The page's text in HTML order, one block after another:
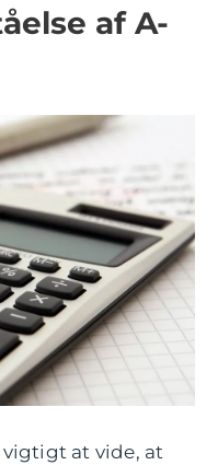
af A-
vigtigt at vide, at